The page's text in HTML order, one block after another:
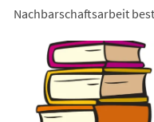
Nachbarschaftsarbeit